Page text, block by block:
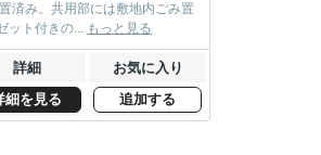
済み。共用部には敷地内ごみ置
ット付きの... もっと見る
詳細 お気に入り
細を見る 追加する